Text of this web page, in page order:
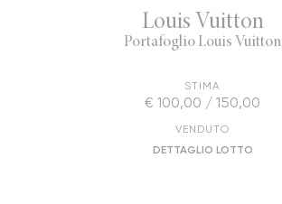
Louis Vuitton
Portafoglio Louis Vuitton
STIMA
€ 100,00 / 150,00
VENDUTO
DETTAGLIO LOTTO